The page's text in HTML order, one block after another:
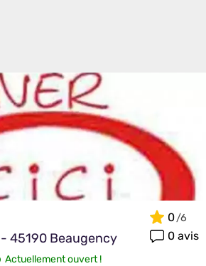
45190 Beaugency
0
0 avis
Actuellement ouvert !